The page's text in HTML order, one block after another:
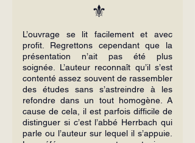
⚜️
L’ouvrage se lit facilement et avec
profit. Regrettons cependant que la
pré­sentation n’ait pas été plus
soignée. L’auteur reconnaît qu’il s’est
contenté as­sez souvent de rassembler
des études sans s’astreindre à les
refondre dans un tout homogène. A
cause de cela, il est parfois difficile de
distinguer si c’est l’abbé Herrbach qui
parle ou l’auteur sur lequel il s’appuie.